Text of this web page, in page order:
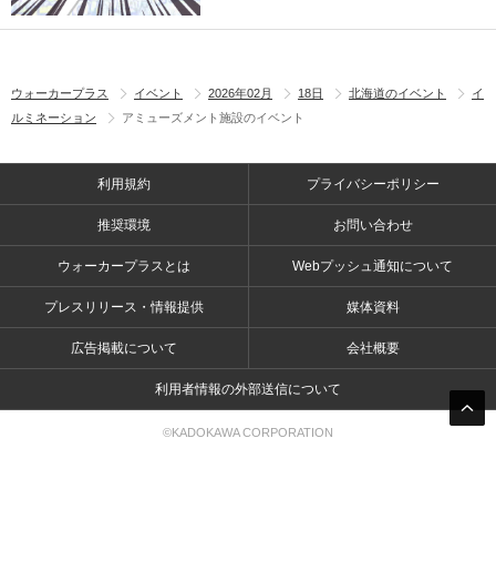
ウォーカープラス イベント 2026年02月 18日 北海道のイベント
イ
ルミネーション
アミューズメント施設のイベント
利用規約 プライバシーポリシー
推奨環境 お問い合わせ
ウォーカープラスとは Webプッシュ通知について
プレスリリース・情報提供 媒体資料
広告掲載について 会社概要
利用者情報の外部送信について
©KADOKAWA CORPORATION